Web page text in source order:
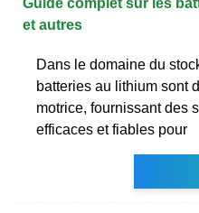
et autres
Dans le domaine du
batteries au lithium sont
motrice, fournissant des
efficaces et fiables pour